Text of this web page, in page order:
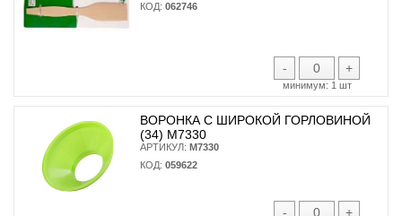
КОД: 062746
- +
минимум: 1 шт
ВОРОНКА С ШИРОКОЙ ГОРЛОВИНОЙ
(34) М7330
АРТИКУЛ: М7330
КОД: 059622
- +